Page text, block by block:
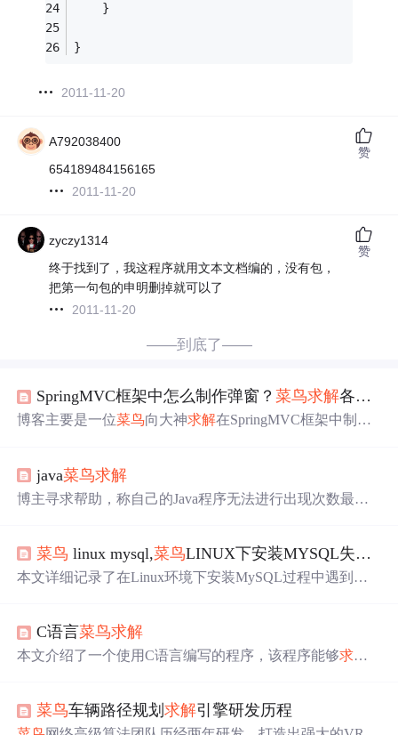
	}
}
2011-11-20
A792038400
654189484156165
2011-11-20
赞
zyczy1314
终于找到了，我这程序就用文本文档编的，没有包，
把第一句包的申明删掉就可以了
2011-11-20
赞
——到底了——
SpringMVC框架中怎么制作弹窗？菜鸟求解各位大神
博客主要是一位菜鸟向大神求解在SpringMVC框架中制作
java菜鸟求解
博主寻求帮助，称自己的Java程序无法进行出现次数最多
菜鸟 linux mysql,菜鸟LINUX下安装MYSQL失败，
本文详细记录了在Linux环境下安装MySQL过程中遇到
C语言菜鸟求解
本文介绍了一个使用C语言编写的程序，该程序能够求解
式大于零，则有两个不同的实数根；如果判别式等于零，
则有一个重根；如果判别式小于零，则方程无实数根。
菜鸟车辆路径规划求解引擎研发历程